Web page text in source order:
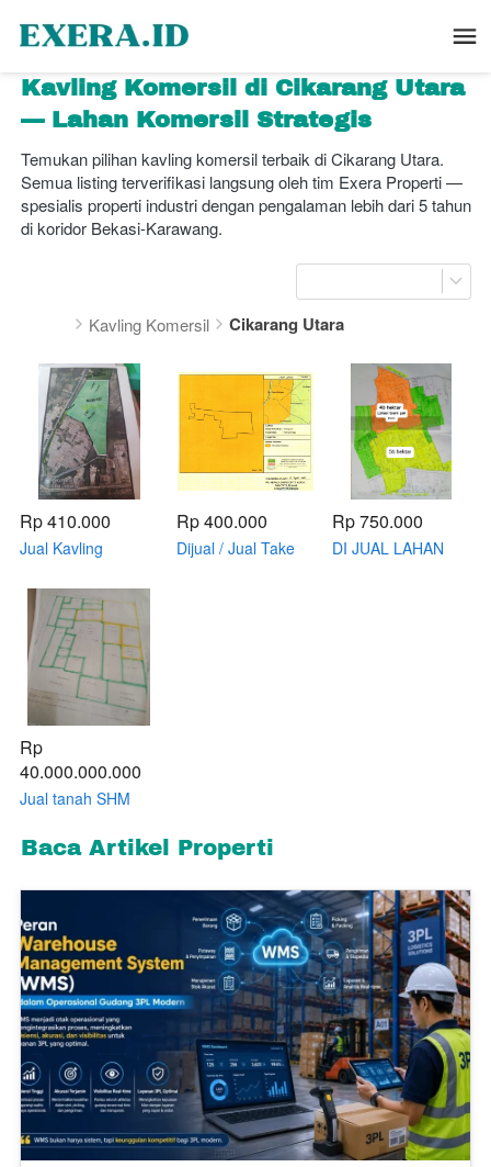
Kavling Komersil di Cikarang Utara
— Lahan Komersil Strategis
Temukan pilihan kavling komersil terbaik di Cikarang Utara.
Semua listing terverifikasi langsung oleh tim Exera Properti —
spesialis properti industri dengan pengalaman lebih dari 5 tahun
di koridor Bekasi-Karawang.
Kavling Komersil Cikarang Utara
Rp 410.000
Jual Kavling
Utara Pinggir Jalan
Pantura Total
maximal Luasan
124,5ha
Rp 400.000
Dijual / Jual Take
Rp 750.000
DI JUAL LAHAN
Rp
40.000.000.000
Jual tanah SHM
5,7Ha Cocok untuk
perumahan subsidi
Baca Artikel Properti